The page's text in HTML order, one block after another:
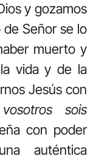
y gozamos
de Señor se lo
muerto y
vida y de la
Jesús con
sois
con poder
auténtica